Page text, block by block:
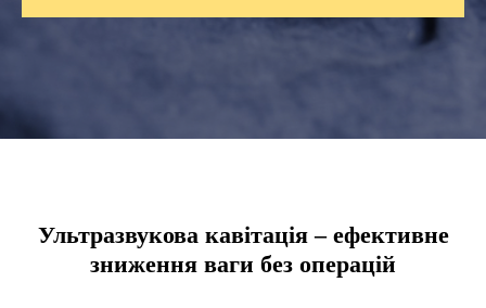
Ультразвукова кавітація – ефективне
зниження ваги без операцій